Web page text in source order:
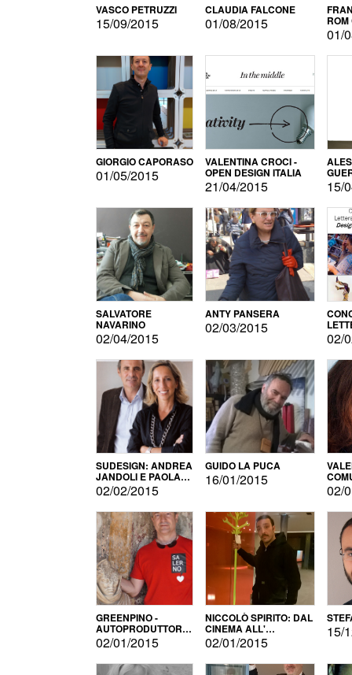
VASCO PETRUZZI
15/09/2015
CLAUDIA FALCONE
01/08/2015
01/
GIORGIO CAPORASO
01/05/2015
VALENTINA CROCI -
OPEN DESIGN ITALIA
21/04/2015 15/
SALVATORE
NAVARINO
02/04/2015
ANTY PANSERA
02/03/2015
02/
SUDESIGN: ANDREA
JANDOLI E PAOLA
PISAPIA
02/02/2015
GUIDO LA PUCA
16/01/2015
02/
GREENPINO -
AUTOPRODUTTORE
PER AMORE
02/01/2015
NICCOLÒ SPIRITO: DAL
CINEMA ALL'
AUTOPRODUZIONE
02/01/2015
15/